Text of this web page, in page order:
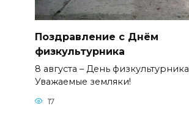
Поздравление с Днём
физкультурника
8 августа – День физкультурника
Уважаемые земляки!
17